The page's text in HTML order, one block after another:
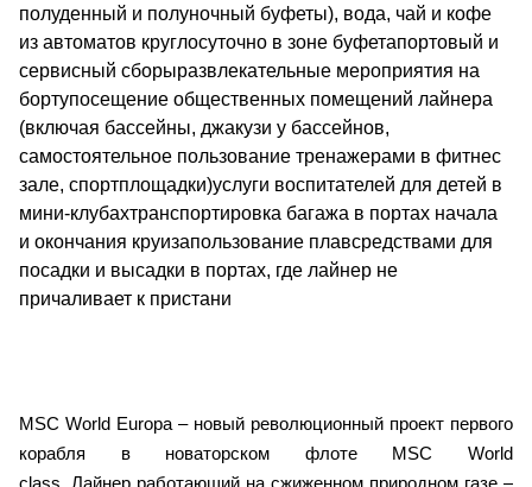
MSC World Europa – новый революционный проект первого
корабля в новаторском флоте MSC World
class. Лайнер работающий на сжиженном природном газе –
полуденный и полуночный буфеты), вода, чай и кофе
из автоматов круглосуточно в зоне буфетапортовый и
сервисный сборыразвлекательные мероприятия на
бортупосещение общественных помещений лайнера
(включая бассейны, джакузи у бассейнов,
самостоятельное пользование тренажерами в фитнес
зале, спортплощадки)услуги воспитателей для детей в
мини-клубахтранспортировка багажа в портах начала
и окончания круизапользование плавсредствами для
посадки и высадки в портах, где лайнер не
причаливает к пристани